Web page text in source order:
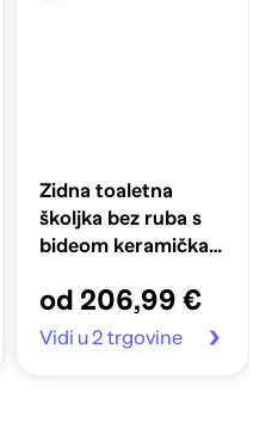
Zidna toaletna
školjka bez ruba s
bideom keramička
od 206,99 €
Vidi u 2 trgovine